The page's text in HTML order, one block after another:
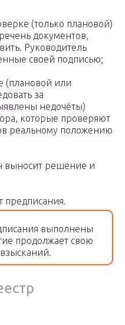
(только плановой)
документов,
Руководитель
своей подписью;
(плановой или
за
недочёты)
которые проверяют
реальному положению
выносит решение и
предписания.
выполнены
продолжает свою
взысканий.